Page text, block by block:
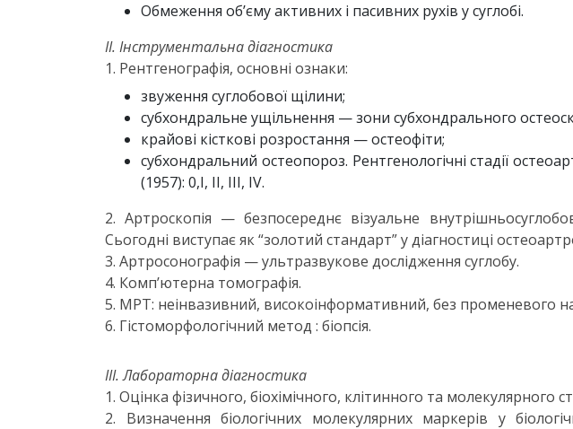
Обмеження об’єму активних і пасивних рухів у суглобі.
ІІ. Інструментальна діагностика
1. Рентгенографія, основні ознаки:
звуження суглобової щілини;
субхондральне ущільнення — зони субхондрального
крайові кісткові розростання — остеофіти;
субхондральний остеопороз. Рентгенологічні стадії
(1957): 0,І, ІІ, ІІІ, IV.
2. Артроскопія — безпосереднє візуальне
Сьогодні виступає як “золотий стандарт” у діагностиці
3. Артросонографія — ультразвукове дослідження суглобу.
4. Комп’ютерна томографія.
5. МРТ: неінвазивний, високоінформативний, без променевого
6. Гістоморфологічний метод : біопсія.
ІІІ. Лабораторна діагностика
1. Оцінка фізичного, біохімічного, клітинного та молекулярного
2. Визначення біологічних молекулярних маркерів у